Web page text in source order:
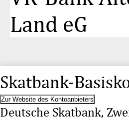
Land eG
Skatbank-
Zur Website des Kontoanbieters
Deutsche Skatbank,